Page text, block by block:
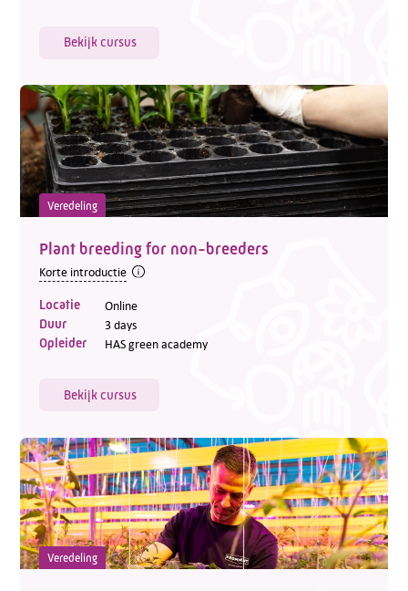
Bekijk cursus
Veredeling
Plant breeding for non-breeders
Korte introductie
Locatie Online
Duur 3 days
Opleider HAS green academy
Bekijk cursus
Veredeling